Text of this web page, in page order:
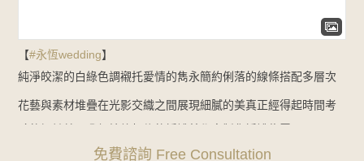
【#永恆wedding】
純淨皎潔的白綠色調襯托愛情的雋永簡約俐落的線條搭配多層次
花藝與素材堆疊在光影交織之間展現細膩的美真正經得起時間考
Line諮詢 goo.gl/zbYK49新人預約官網
免費諮詢 Free Consultation